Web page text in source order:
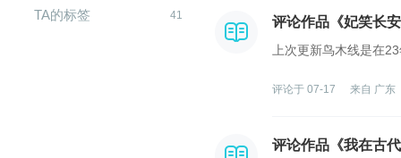
TA的标签 41 评论作品《妃笑长
上次更新鸟木线是在
评论于 07-17 来自 广东
评论作品《我在古